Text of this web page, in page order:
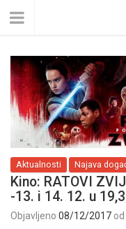
Aktualnosti Najava
Kino: RATOVI
-13. i 14. 12. u
Objavljeno 08/12/2017 od